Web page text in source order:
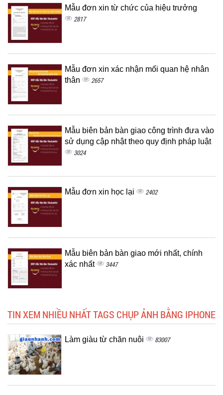
Mẫu đơn xin từ chức của hiệu trưởng
2817
Mẫu đơn xin xác nhận mối quan hệ nhân
thân
2657
Mẫu biên bản bàn giao công trình đưa vào
sử dụng cập nhật theo quy định pháp luật
3024
Mẫu đơn xin học lại 2402
Mẫu biên bản bàn giao mới nhất, chính
xác nhất
3447
TIN XEM NHIỀU NHẤT TAGS CHỤP ẢNH BẰNG IPHONE
Làm giàu từ chăn nuôi 83007